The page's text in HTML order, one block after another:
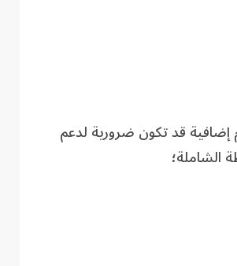
إضافية قد تكون ضرورية لدعم
الشاملة؛